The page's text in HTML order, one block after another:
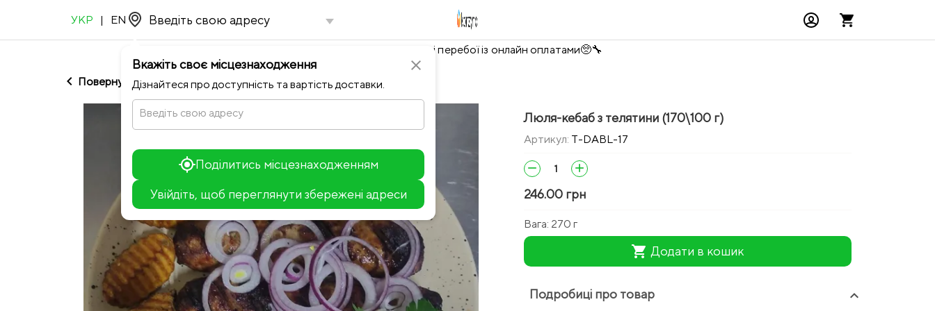
УКР | EN
close
Вкажіть своє місцезнаходження
Дізнайтеся про доступність та вартість доставки.
Введіть свою адресу
Поділитись місцезнаходженням
Увійдіть, щоб переглянути збережені адреси
+
−
Тимчасово можливі перебої із онлайн оплатами🥺🔧
chevron_left Повернутися до Dark Blue
Люля-кебаб з телятини (170\100 г)
Артикул: T-DABL-17
remove add
246.00 грн
Вага: 270 г
shopping_cart Додати в кошик
Подробиці про товар keyboard_arrow_up